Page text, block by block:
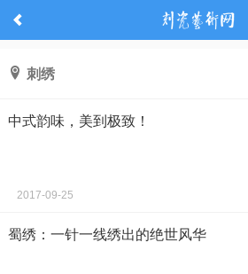
刺绣
中式韵味，美到极致！
2017-09-25
蜀绣：一针一线绣出的绝世风华